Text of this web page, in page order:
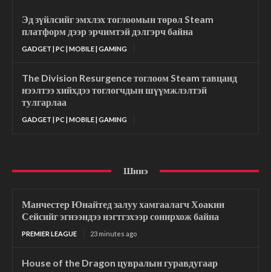
Эд зүйлсийг эмхлэх тоглоомын төрөл Steam
платформ дээр эрчимтэй дэлгэрч байна
GADGET | PC | MOBILE | GAMING
The Division Resurgence тоглоом Steam тавцанд
нээлтээ хийхдээ тоглогчдын шүүмжлэлтэй
тулгарлаа
GADGET | PC | MOBILE | GAMING
Шинэ
Манчестер Юнайтед залуу хамгаалагч Хоакин
Сейсийг эгнээндээ нэгтгэхээр сонирхож байна
PREMIER LEAGUE 23 minutes ago
House of the Dragon цувралын гуравдугаар